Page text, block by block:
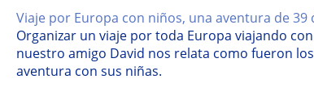
Viaje por Europa con niños, una aventura de 39
Organizar un viaje por toda Europa viajando
nuestro amigo David nos relata como fueron
aventura con sus niñas.